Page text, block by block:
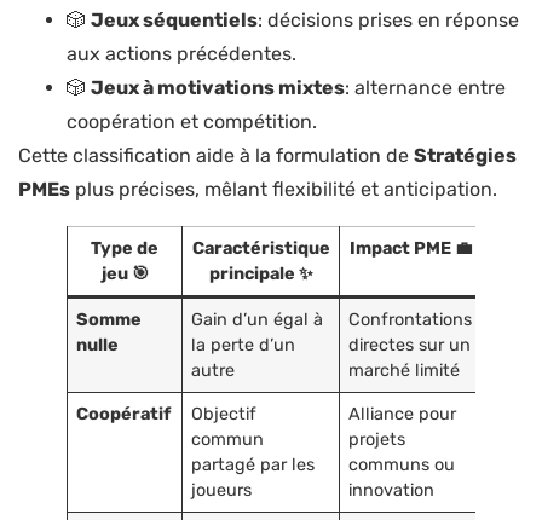
🎲 Jeux séquentiels: décisions prises en réponse
aux actions précédentes.
🎲 Jeux à motivations mixtes: alternance entre
coopération et compétition.
Cette classification aide à la formulation de Stratégies
PMEs plus précises, mêlant flexibilité et anticipation.
Type de
jeu 🎯
Caractéristique
principale ✨
Impact PME 💼
Somme
nulle
Gain d’un égal à
la perte d’un
autre
Confrontations
directes sur un
marché limité
Coopératif
Objectif
commun
partagé par les
joueurs
Alliance pour
projets
communs ou
innovation